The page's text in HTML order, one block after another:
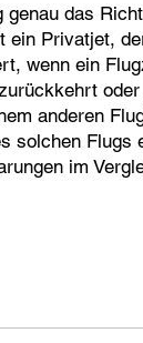
genau das
ein Privatjet,
wenn ein
anderen
solchen Flugs
im